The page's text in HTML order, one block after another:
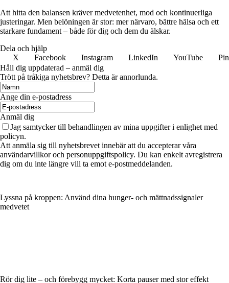
Att hitta den balansen kräver medvetenhet, mod och kontinuerliga
justeringar. Men belöningen är stor: mer närvaro, bättre hälsa och ett
starkare fundament – både för dig och dem du älskar.
Dela och hjälp
X
Facebook Instagram LinkedIn YouTube
Håll dig uppdaterad – anmäl dig
Trött på tråkiga nyhetsbrev? Detta är annorlunda.
Ange din e-postadress
Anmäl dig
Jag samtycker till behandlingen av mina uppgifter i enlighet med
policyn.
Att anmäla sig till nyhetsbrevet innebär att du accepterar våra
användarvillkor och personuppgiftspolicy. Du kan enkelt avregistrera
dig om du inte längre vill ta emot e-postmeddelanden.
Lyssna på kroppen: Använd dina hunger- och mättnadssignaler
medvetet
Rör dig lite – och förebygg mycket: Korta pauser med stor effekt